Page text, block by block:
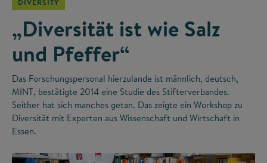
„Diversität ist wie Salz
und Pfeffer“
Das Forschungspersonal hierzulande ist männlich, deutsch,
MINT, bestätigte 2014 eine Studie des Stifterverbandes.
Seither hat sich manches getan. Das zeigte ein Workshop zu
Diversität mit Experten aus Wissenschaft und Wirtschaft in
Essen.